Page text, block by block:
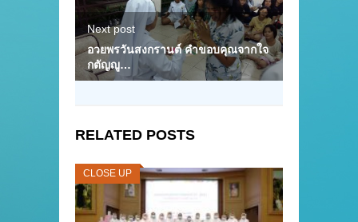
Next post
อวยพรวันสงกรานต์ คำขอบคุณจากใจ
กตัญญู…
RELATED POSTS
CLOSE UP